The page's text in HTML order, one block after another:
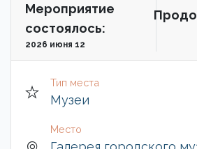
Мероприятие
состоялось:
2026 июня 12
Тип места
Музеи
Место